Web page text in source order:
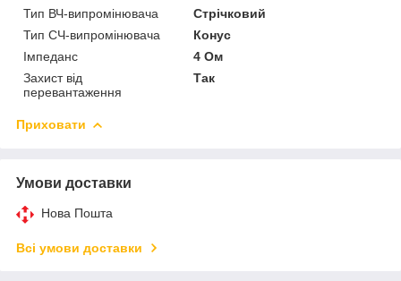
Тип ВЧ-випромінювача
Стрічковий
Тип СЧ-випромінювача
Конус
Імпеданс
4 Ом
Захист від
перевантаження
Так
Приховати
Умови доставки
Нова Пошта
Всі умови доставки